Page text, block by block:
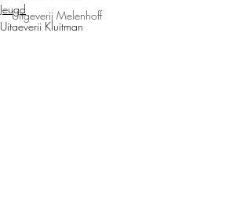
Uitgeverij Melenhoff
Jeugd
Uitgeverij Kluitman